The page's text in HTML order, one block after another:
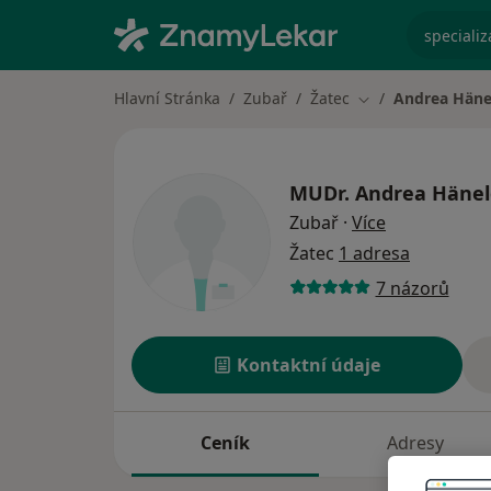
Hlavní Stránka Zubař Žatec Změna města
Andrea
MUDr. Andrea
Zubař · Více
Žatec 1 adresa
7 názorů
Kontaktní údaje
Ceník Adresy